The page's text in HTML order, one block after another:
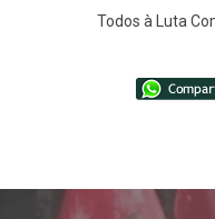
Todos à Luta